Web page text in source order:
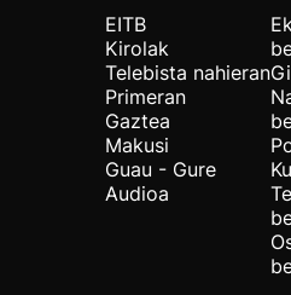
EITB
Kirolak
Telebista nahieran
Primeran
Gaztea
Makusi
Guau - Gure
Audioa